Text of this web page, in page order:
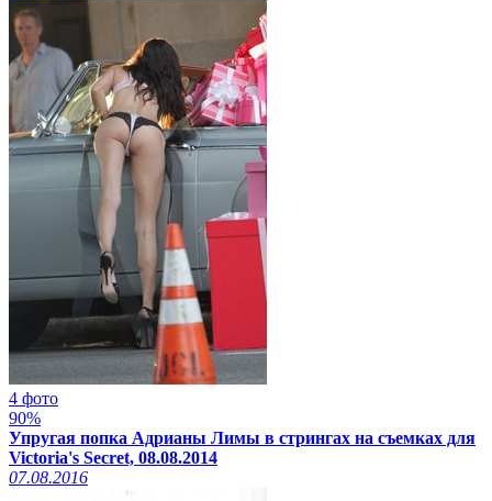
4 фото
90%
Упругая попка Адрианы Лимы в стрингах на съемках для
Victoria's Secret, 08.08.2014
07.08.2016